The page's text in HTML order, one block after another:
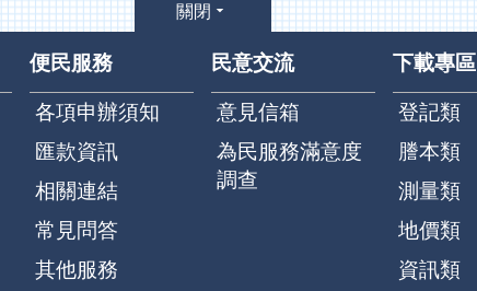
關閉
便民服務
各項申辦須知
匯款資訊
相關連結
常見問答
其他服務
民意交流
意見信箱
為民服務滿意度
調查
下載專區
登記類
謄本類
測量類
地價類
資訊類